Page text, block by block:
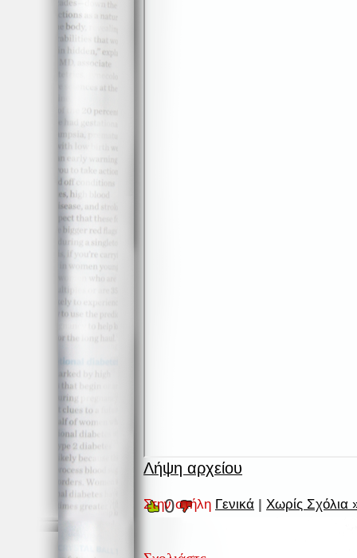
Λήψη αρχείου
Στην στήλη Γενικά Χωρίς Σχόλια
0